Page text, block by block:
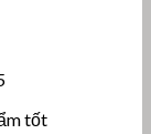
tốt